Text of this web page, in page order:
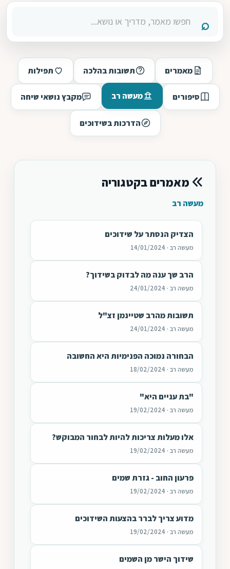
מאמרים תשובות בהלכה תפילות
סיפורים מעשה רב מקבץ נושאי שיחה
הדרכות בשידוכים
מאמרים בקטגוריה
מעשה רב
הצדיק הנסתר על שידוכים
מעשה רב · 14/01/2024
הרב שך ענה מה לבדוק בשידוך?
מעשה רב · 24/01/2024
תשובות מהרב שטיינמן זצ"ל
מעשה רב · 24/01/2024
הבחורה נמוכה הפנימיות היא החשובה
מעשה רב · 18/02/2024
"בת עניים היא"
מעשה רב · 19/02/2024
אלו מעלות צריכות להיות לבחור המבוקש?
מעשה רב · 19/02/2024
פרעון החוב - גזרת שמים
מעשה רב · 19/02/2024
מדוע צריך לברר בהצעות השידוכים
מעשה רב · 19/02/2024
שידוך הישר מן השמים